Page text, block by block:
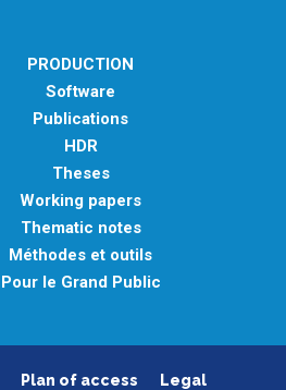
PRODUCTION
Software
Publications
HDR
Theses
Working papers
Thematic notes
Méthodes et outils
Pour le Grand Public
Plan of access Legal